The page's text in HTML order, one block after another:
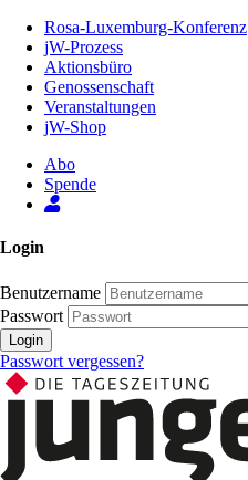
Inhalt
Seite
Rosa-Luxemburg-Konferenz
jW-Prozess
Aktionsbüro
Genossenschaft
Veranstaltungen
jW-Shop
Abo
Spende
Login
Benutzername
Passwort
Login
Passwort vergessen?